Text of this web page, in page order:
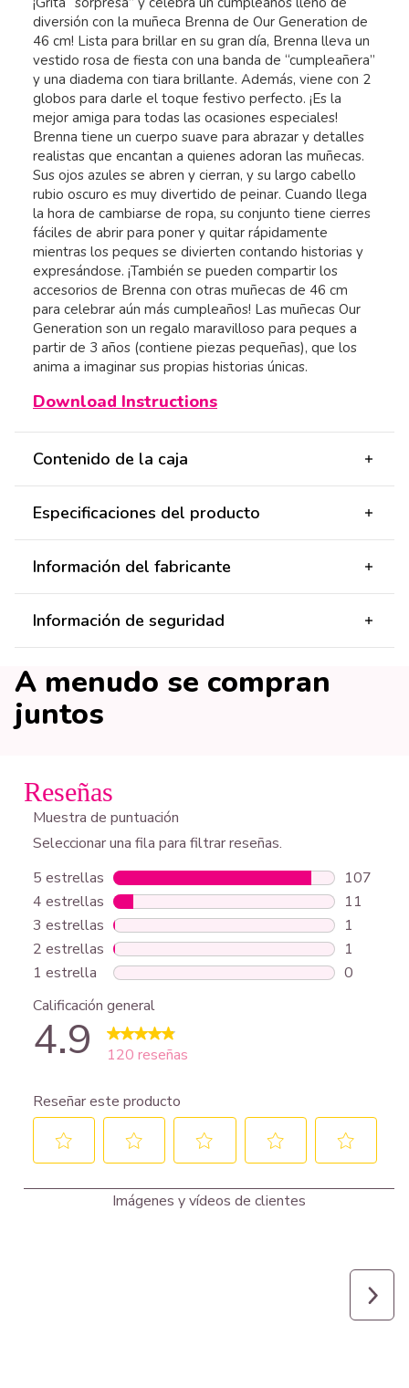
diversión con la muñeca Brenna de Our Generation de
46 cm! Lista para brillar en su gran día, Brenna lleva un
vestido rosa de fiesta con una banda de “cumpleañera”
y una diadema con tiara brillante. Además, viene con 2
globos para darle el toque festivo perfecto. ¡Es la
mejor amiga para todas las ocasiones especiales!
Brenna tiene un cuerpo suave para abrazar y detalles
realistas que encantan a quienes adoran las muñecas.
Sus ojos azules se abren y cierran, y su largo cabello
rubio oscuro es muy divertido de peinar. Cuando llega
la hora de cambiarse de ropa, su conjunto tiene cierres
fáciles de abrir para poner y quitar rápidamente
mientras los peques se divierten contando historias y
expresándose. ¡También se pueden compartir los
accesorios de Brenna con otras muñecas de 46 cm
para celebrar aún más cumpleaños! Las muñecas Our
Generation son un regalo maravilloso para peques a
partir de 3 años (contiene piezas pequeñas), que los
anima a imaginar sus propias historias únicas.
Download Instructions
Contenido de la caja
Especificaciones del producto
Información del fabricante
Información de seguridad
A menudo se compran
juntos